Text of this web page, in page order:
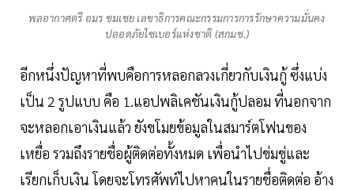
พลอากาศตรี อมร ชมเชย เลขาธิการคณะกรรมการการรักษาความมั่นคง
ปลอดภัยไซเบอร์แห่งชาติ (สกมช.)
อีกหนึ่งปัญหาที่พบคือการหลอกลวงเกี่ยวกับเงินกู้ ซึ่งแบ่ง
เป็น 2 รูปแบบ คือ 1.แอปพลิเคชันเงินกู้ปลอม ที่นอกจาก
จะหลอกเอาเงินแล้ว ยังขโมยข้อมูลในสมาร์ตโฟนของ
เหยื่อ รวมถึงรายชื่อผู้ติดต่อทั้งหมด เพื่อนำไปข่มขู่และ
เรียกเก็บเงิน โดยจะโทรศัพท์ไปหาคนในรายชื่อติดต่อ อ้าง